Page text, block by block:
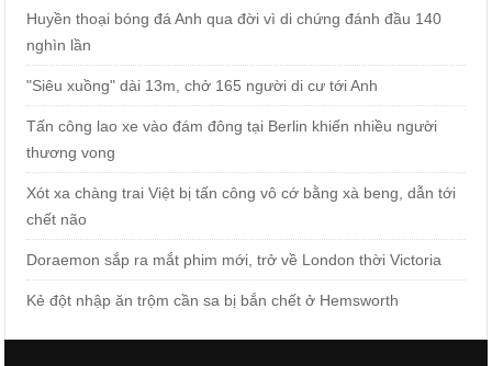
Huyền thoại bóng đá Anh qua đời vì di chứng đánh đầu 140
nghìn lần
"Siêu xuồng" dài 13m, chở 165 người di cư tới Anh
Tấn công lao xe vào đám đông tại Berlin khiến nhiều người
thương vong
Xót xa chàng trai Việt bị tấn công vô cớ bằng xà beng, dẫn tới
chết não
Doraemon sắp ra mắt phim mới, trở về London thời Victoria
Kẻ đột nhập ăn trộm cần sa bị bắn chết ở Hemsworth